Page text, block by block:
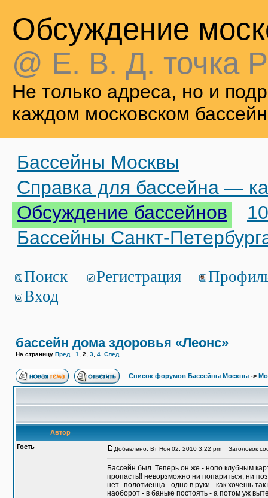
Обсуждение
@ Е. В. Д. точка
Не только адреса, но и
каждом московском
Бассейны Москвы
Справка для бассейна —
Обсуждение бассейнов
Бассейны Санкт-
Поиск Регистрация
Вход
бассейн дома здоровья «Леонс»
На страницу Пред. 1 2 3 4 След.
Список форумов Бассейны Москвы ->
Автор
Гость
Добавлено: Вт Ноя 02, 2010 3:22 pm Заголовок
Бассейн был. Теперь он же - нопо клубным
пропасть!! неворзможно ни попариться, ни
нет.. полотиенца - одно в руки - как хочешь
наоборот - в баньке постоять - а потом уж